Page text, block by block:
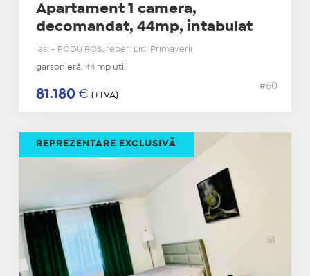
Apartament 1 camera,
decomandat, 44mp, intabulat
Iasi - PODU ROS, reper: Lidl Primaverii
garsonieră, 44 mp utili
81.180 € (+TVA)
#60
REPREZENTARE EXCLUSIVĂ